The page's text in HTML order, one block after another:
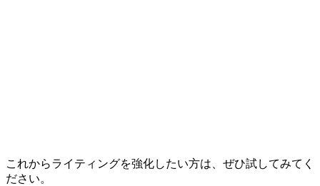
これからライティングを強化したい方は、ぜひ試してみてく
ださい。